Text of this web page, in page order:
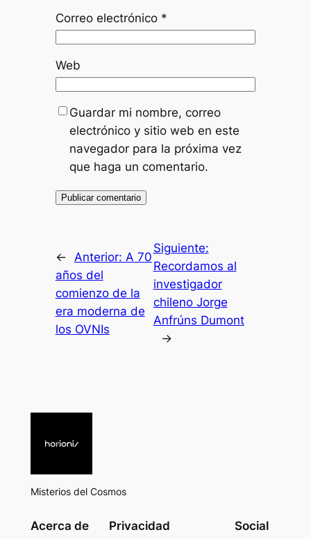
Correo electrónico *
Web
Guardar mi nombre, correo
electrónico y sitio web en este
navegador para la próxima vez
que haga un comentario.
← Anterior: A 70
años del
comienzo de la
era moderna de
los OVNIs
Siguiente:
Recordamos al
investigador
chileno Jorge
Anfrúns Dumont
→
Misterios del Cosmos
Acerca de Privacidad Social